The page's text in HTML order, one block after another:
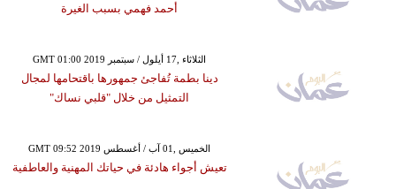
أحمد فهمي بسبب الغيرة
GMT 01:00 2019 الثلاثاء ,17 أيلول / سبتمبر
دينا بطمة تُفاجئ جمهورها باقتحامها لمجال
التمثيل من خلال "قلبي نساك"
GMT 09:52 2019 الخميس ,01 آب / أغسطس
تعيش أجواء هادئة في حياتك المهنية والعاطفية